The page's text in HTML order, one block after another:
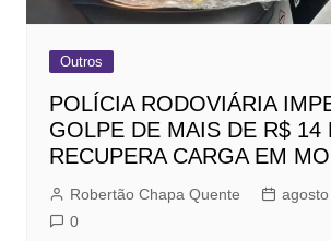
Outros
POLÍCIA RODOVIÁRIA
GOLPE DE MAIS DE R$ 14
RECUPERA CARGA EM
Robertão Chapa Quente
0